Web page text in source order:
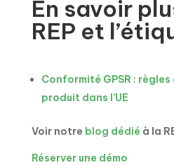
En savoir
REP et
Conformité GPSR :
produit dans l’UE
Voir notre blog dédié à la
Réserver une démo